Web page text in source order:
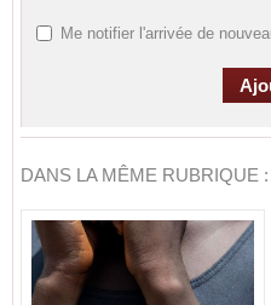
Me notifier l'arrivée de
DANS LA MÊME RUBRIQUE :